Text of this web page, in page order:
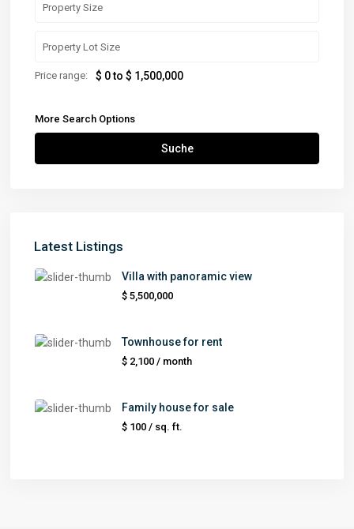
Price range: $ 0 to $ 1,500,000
More Search Options
Suche
Latest Listings
Villa with panoramic view
$ 5,500,000
Townhouse for rent
$ 2,100/ month
Family house for sale
$ 100/ sq. ft.